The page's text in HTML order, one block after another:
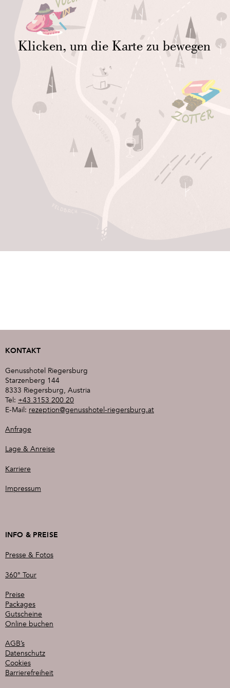
Klicken, um die Karte zu bewegen
KONTAKT
Genusshotel Riegersburg
Starzenberg 144
8333 Riegersburg, Austria
Tel: +43 3153 200 20
E-Mail: rezeption@genusshotel-riegersburg.at
Anfrage
Lage & Anreise
Karriere
Impressum
INFO & PREISE
Presse & Fotos
360° Tour
Preise
Packages
Gutscheine
Online buchen
AGB’s
Datenschutz
Cookies
Barrierefreiheit